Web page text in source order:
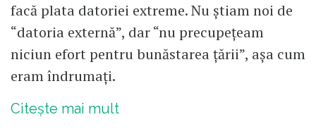
facă plata datoriei extreme. Nu știam noi de
“datoria externă”, dar “nu precupețeam
niciun efort pentru bunăstarea țării”, așa cum
eram îndrumați.
Citește mai mult